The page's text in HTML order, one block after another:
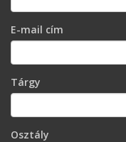
E-mail cím
Tárgy
Osztály